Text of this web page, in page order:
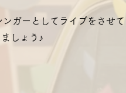
ガーとしてライブをさせて
しょう♪